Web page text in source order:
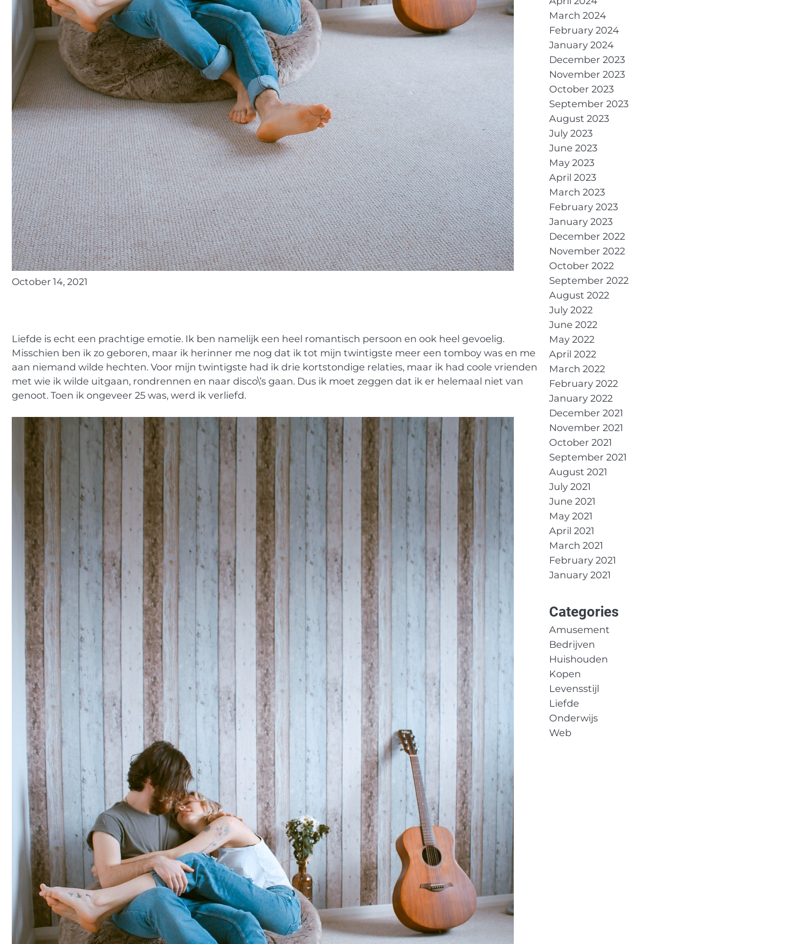
October 14, 2021
Liefde is echt een prachtige emotie. Ik ben namelijk een heel romantisch persoon en ook heel gevoelig.
Misschien ben ik zo geboren, maar ik herinner me nog dat ik tot mijn twintigste meer een tomboy was en me
aan niemand wilde hechten. Voor mijn twintigste had ik drie kortstondige relaties, maar ik had coole vrienden
met wie ik wilde uitgaan, rondrennen en naar disco\’s gaan. Dus ik moet zeggen dat ik er helemaal niet van
genoot. Toen ik ongeveer 25 was, werd ik verliefd.
March 2024
February 2024
January 2024
December 2023
November 2023
October 2023
September 2023
August 2023
July 2023
June 2023
May 2023
April 2023
March 2023
February 2023
January 2023
December 2022
November 2022
October 2022
September 2022
August 2022
July 2022
June 2022
May 2022
April 2022
March 2022
February 2022
January 2022
December 2021
November 2021
October 2021
September 2021
August 2021
July 2021
June 2021
May 2021
April 2021
March 2021
February 2021
January 2021
Categories
Amusement
Bedrijven
Huishouden
Kopen
Levensstijl
Liefde
Onderwijs
Web